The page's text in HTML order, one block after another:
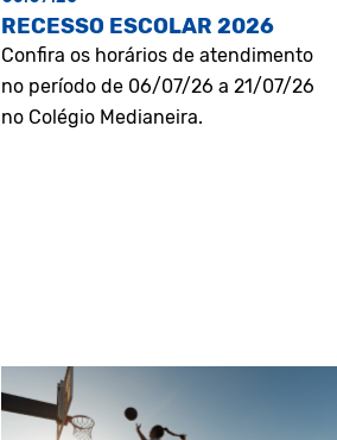
RECESSO ESCOLAR 2026
Confira os horários de atendimento
no período de 06/07/26 a 21/07/26
no Colégio Medianeira.